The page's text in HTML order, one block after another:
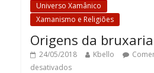
Universo Xamânico
Xamanismo e Religiões
Origens da bruxaria
24/05/2018 Kbello
desativados